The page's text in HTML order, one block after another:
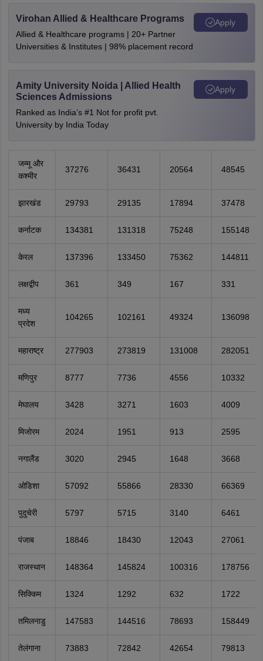
Virohan Allied & Healthcare Programs
Allied & Healthcare programs | 20+ Partner
Universities & Institutes | 98% placement record
Apply
Amity University Noida | Allied Health
Sciences Admissions
Ranked as India’s #1 Not for profit pvt.
University by India Today
Apply
जम्मू और
कश्मीर
37276 36431 20564 48545
झारखंड 29793 29135 17894 37478
कर्नाटक 134381 131318 75248 155148
केरल 137396 133450 75362 144811
लक्षद्वीप 361 349 167 331
मध्य
प्रदेश
104265 102161 49324 136098
महाराष्ट्र 277903 273819 131008 282051
मणिपुर 8777 7736 4556 10332
मेघालय 3428 3271 1603 4009
मिजोरम 2024 1951 913 2595
नगालैंड 3020 2945 1648 3668
ओडिशा 57092 55866 28330 66369
पुदुचेरी 5797 5715 3140 6461
पंजाब 18846 18430 12043 27061
राजस्थान 148364 145824 100316 178756
सिक्किम 1324 1292 632 1722
तमिलनाडु 147583 144516 78693 158449
तेलंगाना 73883 72842 42654 79813